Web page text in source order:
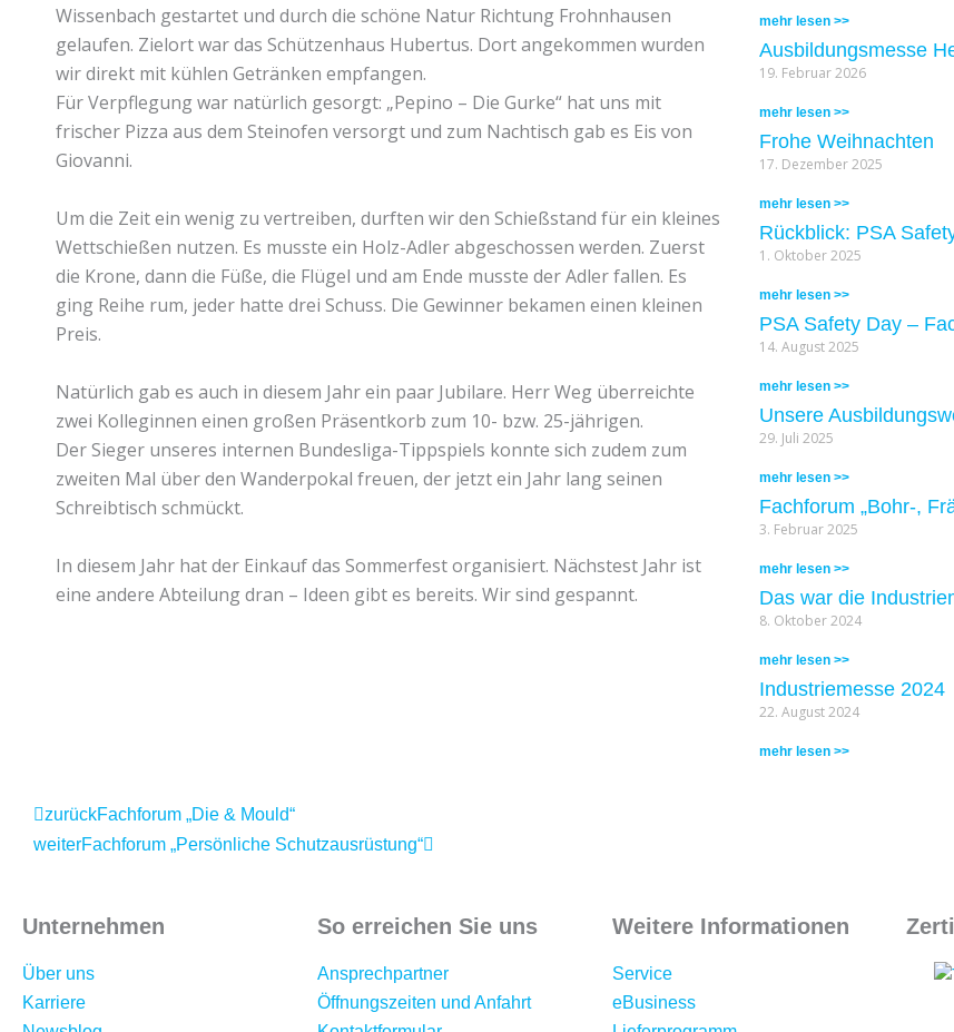
Wissenbach gestartet und durch die schöne Natur Richtung Frohnhausen
gelaufen. Zielort war das Schützenhaus Hubertus. Dort angekommen wurden
wir direkt mit kühlen Getränken empfangen.
Für Verpflegung war natürlich gesorgt: „Pepino – Die Gurke“ hat uns mit
frischer Pizza aus dem Steinofen versorgt und zum Nachtisch gab es Eis von
Giovanni.
Um die Zeit ein wenig zu vertreiben, durften wir den Schießstand für ein kleines
Wettschießen nutzen. Es musste ein Holz-Adler abgeschossen werden. Zuerst
die Krone, dann die Füße, die Flügel und am Ende musste der Adler fallen. Es
ging Reihe rum, jeder hatte drei Schuss. Die Gewinner bekamen einen kleinen
Preis.
Natürlich gab es auch in diesem Jahr ein paar Jubilare. Herr Weg überreichte
zwei Kolleginnen einen großen Präsentkorb zum 10- bzw. 25-jährigen.
Der Sieger unseres internen Bundesliga-Tippspiels konnte sich zudem zum
zweiten Mal über den Wanderpokal freuen, der jetzt ein Jahr lang seinen
Schreibtisch schmückt.
In diesem Jahr hat der Einkauf das Sommerfest organisiert. Nächstest Jahr ist
eine andere Abteilung dran – Ideen gibt es bereits. Wir sind gespannt.
mehr lesen >>
Ausbildungsmesse
19. Februar 2026
mehr lesen >>
Frohe Weihnachten
17. Dezember 2025
mehr lesen >>
Rückblick: PSA
1. Oktober 2025
mehr lesen >>
PSA Safety Day –
14. August 2025
mehr lesen >>
Unsere
29. Juli 2025
mehr lesen >>
Fachforum „Bohr-,
3. Februar 2025
mehr lesen >>
Das war die
8. Oktober 2024
mehr lesen >>
Industriemesse 2024
22. August 2024
mehr lesen >>
Zurück
zurückFachforum „Die & Mould“
weiterFachforum „Persönliche Schutzausrüstung“
Unternehmen
Über uns
Karriere
So erreichen Sie uns
Ansprechpartner
Öffnungszeiten und Anfahrt
Weitere Informationen
Service
eBusiness